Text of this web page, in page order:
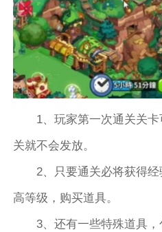
1、玩家第一次通关关卡
关就不会发放。
2、只要通关必将获得经
高等级，购买道具。
3、还有一些特殊道具，